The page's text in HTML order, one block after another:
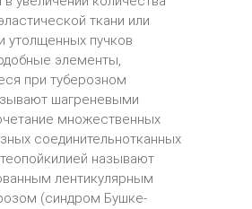
ткани или
утолщенных пучков
элементы,
при туберозном
шагреневыми
множественных
соединительнотканных
называют
лентикулярным
(синдром Бушке-